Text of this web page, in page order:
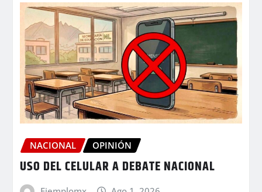
NACIONAL OPINIÓN
USO DEL CELULAR A DEBATE NACIONAL